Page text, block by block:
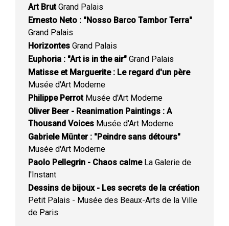
Art BrutGrand Palais
Ernesto Neto : "Nosso Barco Tambor Terra"
Grand Palais
Horizontes Grand Palais
Euphoria : "Art is in the air" Grand Palais
Matisse et Marguerite : Le regard d'un père
Musée d'Art Moderne
Philippe PerrotMusée d'Art Moderne
Oliver Beer - Reanimation Paintings : A
Thousand Voices Musée d'Art Moderne
Gabriele Münter : "Peindre sans détours"
Musée d'Art Moderne
Paolo Pellegrin - Chaos calmeLa Galerie de
l'Instant
Dessins de bijoux - Les secrets de la création
Petit Palais - Musée des Beaux-Arts de la Ville
de Paris